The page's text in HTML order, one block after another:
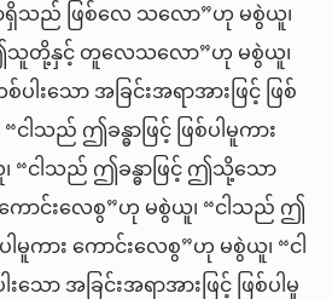
သည် ဖြစ်လေ သလော”ဟု မစွဲယူ၊
ဤသူတို့နှင့် တူလေသလော”ဟု မစွဲယူ၊
ါးသော အခြင်းအရာအားဖြင့် ဖြစ်
သည် ဤခန္ဓာဖြင့် ဖြစ်ပါမူကား
“ငါသည် ဤခန္ဓာဖြင့် ဤသို့သော
ကောင်းလေစွ”ဟု မစွဲယူ၊ “ငါသည် ဤ
မူကား ကောင်းလေစွ”ဟု မစွဲယူ၊ “ငါ
ော အခြင်းအရာအားဖြင့် ဖြစ်ပါမူ